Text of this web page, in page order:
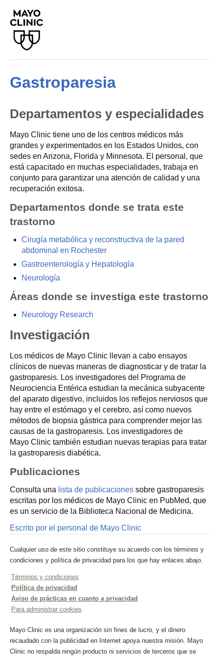
Gastroparesia
Departamentos y especialidades
Mayo Clinic tiene uno de los centros médicos más
grandes y experimentados en los Estados Unidos, con
sedes en Arizona, Florida y Minnesota. El personal, que
está capacitado en muchas especialidades, trabaja en
conjunto para garantizar una atención de calidad y una
recuperación exitosa.
Departamentos donde se trata este
trastorno
Cirugía metabólica y reconstructiva de la pared
abdominal en Rochester
Gastroenterología y Hepatología
Neurología
Áreas donde se investiga este trastorno
Neurology Research
Investigación
Los médicos de Mayo Clinic llevan a cabo ensayos
clínicos de nuevas maneras de diagnosticar y de tratar la
gastroparesis. Los investigadores del Programa de
Neurociencia Entérica estudian la mecánica subyacente
del aparato digestivo, incluidos los reflejos nerviosos que
hay entre el estómago y el cerebro, así como nuevos
métodos de biopsia gástrica para comprender mejor las
causas de la gastroparesis. Los investigadores de
Mayo Clinic también estudian nuevas terapias para tratar
la gastroparesis diabética.
Publicaciones
Consulta una lista de publicaciones sobre gastroparesis
escritas por los médicos de Mayo Clinic en PubMed, que
es un servicio de la Biblioteca Nacional de Medicina.
Escrito por el personal de Mayo Clinic
Cualquier uso de este sitio constituye su acuerdo con los términos y
condiciones y política de privacidad para los que hay enlaces abajo.
Términos y condiciones
Política de privacidad
Aviso de prácticas en cuanto a privacidad
Para administrar cookies
Mayo Clinic es una organización sin fines de lucro, y el dinero
recaudado con la publicidad en Internet apoya nuestra misión. Mayo
Clinic no respalda ningún producto ni servicios de terceros que se